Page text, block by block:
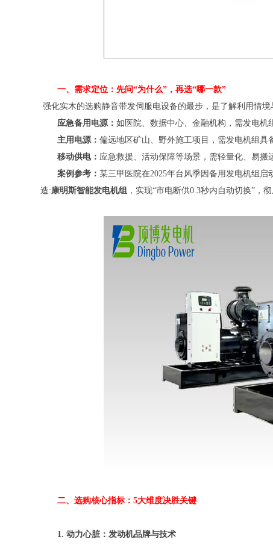
一、需求定位：先问“为什么”，再选“哪一款”
强化实木的选购静音带发伺服电设备的最步，是了解利用情
应急备用电源：如医院、数据中心、金融机构，需发电机
主用电源：偏远地区矿山、野外施工项目，需发电机组具
移动供电： 应急救援、活动保障等场景，需轻量化、易搬
案例参考：某三甲医院在2025年台风季因备用发电机组
造:康明斯智能发电机组 ，实现“市电断供0.3秒内自动切换”，彻
二、选购核心指标：5大维度决胜关键
1. 动力心脏：发动机品牌与技术